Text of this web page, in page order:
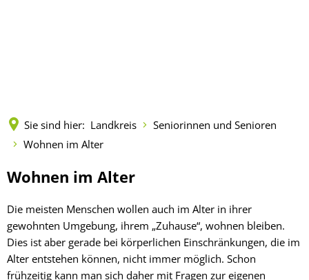
Leistungen
Mitarbeitende
Formulare (pdf)
Öffnungszeiten
Kreisseniorenbeirat
Ehrenrat
Wahlen
Landtagswahl 2026
Bundestagswahl 2025
Kreisrecht
Musikschule des Landkreises
Lehrkräfte
Gleichstellung
Projekt
Wirtschaftsstandort
Infrastruktur
Fördermittelberatung
Veranstaltungen
Aus- und
Gigabitausbau im
Tourismus
Eifel
Mosel
Hunsrück
Sie sind hier: Landkreis
Seniorinnen und Senioren
Wohnen im Alter
Wohnen
Alter
Wohnen im Alter
Die meisten Menschen wollen auch im Alter in ihrer
gewohnten Umgebung, ihrem „Zuhause“, wohnen bleiben.
Dies ist aber gerade bei körperlichen Einschränkungen, die im
Alter entstehen können, nicht immer möglich. Schon
frühzeitig kann man sich daher mit Fragen zur eigenen